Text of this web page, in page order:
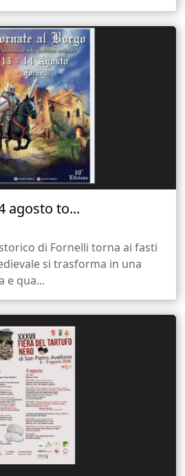
agosto to...
di Fornelli torna ai fasti
si trasforma in una
e qua...